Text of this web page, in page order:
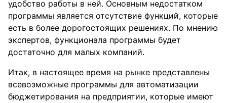
удобство работы в ней. Основным недостатком
программы является отсутствие функций, которые
есть в более дорогостоящих решениях. По мнению
экспертов, функционала программы будет
достаточно для малых компаний.
Итак, в настоящее время на рынке представлены
всевозможные программы для автоматизации
бюджетирования на предприятии, которые имеют